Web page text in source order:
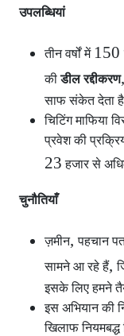
उपलब्धियां
तीन वर्षों में 150
की डील रद्दीकरण,
साफ संकेत देता है
चिटिंग माफिया
प्रवेश की
23 हजार से
चुनौतियाँ
ज़मीन,पहचान
सामने आ रहे हैं,
इसके लिए हमने
इस अभियान की
खिलाफ नियमबद्ध